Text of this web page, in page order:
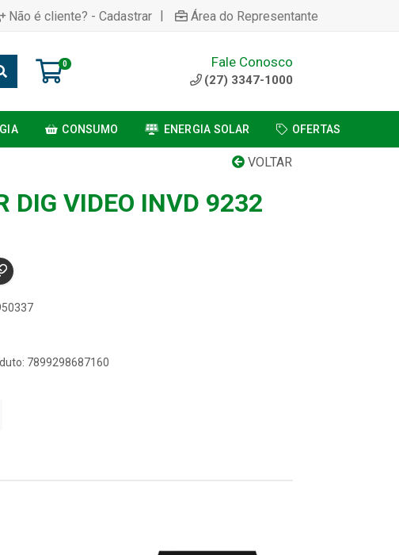
Não é cliente? - Cadastrar | Área do Representante
0 Fale Conosco
(27) 3347-1000
CONSUMO ENERGIA SOLAR OFERTAS
VOLTAR
DIG VIDEO INVD 9232
7899298687160